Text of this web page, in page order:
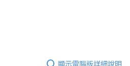
顯示電腦版詳細說明